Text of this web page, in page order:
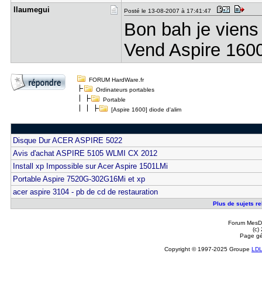
llaumegui Posté le 13-08-2007 à 17:41:47
Bon bah je
Vend Aspire
FORUM HardWare.fr
Ordinateurs portables
Portable
[Aspire 1600] diode d'alim
Disque Dur ACER ASPIRE 5022
Avis d'achat ASPIRE 5105 WLMI CX 2012
Install xp Impossible sur Acer Aspire 1501LMi
Portable Aspire 7520G-302G16Mi et xp
acer aspire 3104 - pb de cd de restauration
Plus de sujets
Forum
(c)
Page
Copyright © 1997-2025 Groupe